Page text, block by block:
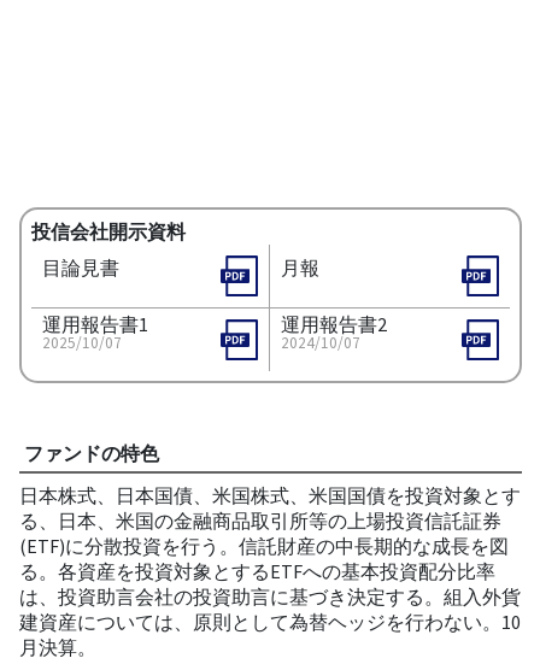
投信会社開示資料
目論見書
月報
運用報告書1
2025/10/07
運用報告書2
2024/10/07
ファンドの特色
日本株式、日本国債、米国株式、米国国債を投資対象とす
る、日本、米国の金融商品取引所等の上場投資信託証券
(ETF)に分散投資を行う。信託財産の中長期的な成長を図
る。各資産を投資対象とするETFへの基本投資配分比率
は、投資助言会社の投資助言に基づき決定する。組入外貨
建資産については、原則として為替ヘッジを行わない。10
月決算。